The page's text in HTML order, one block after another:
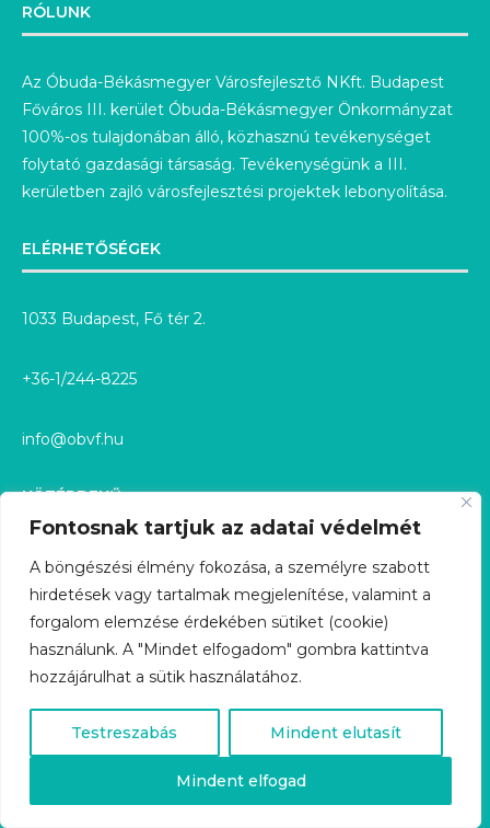
Fontosnak tartjuk az adatai védelmét
A böngészési élmény fokozása, a személyre szabott
hirdetések vagy tartalmak megjelenítése, valamint a
forgalom elemzése érdekében sütiket (cookie)
használunk. A "Mindet elfogadom" gombra kattintva
hozzájárulhat a sütik használatához.
Testreszabás Mindent elutasít
Mindent elfogad
RÓLUNK
Az Óbuda-Békásmegyer Városfejlesztő NKft. Budapest
Főváros III. kerület Óbuda-Békásmegyer Önkormányzat
100%-os tulajdonában álló, közhasznú tevékenységet
folytató gazdasági társaság. Tevékenységünk a III.
kerületben zajló városfejlesztési projektek lebonyolítása.
ELÉRHETŐSÉGEK
1033 Budapest, Fő tér 2.
+36-1/244-8225
info@obvf.hu
KÖZÉRDEKŰ
KÖZÉRDEKŰ ADATOK
KÖZÉRDEKŰ ADATIGÉNYLÉS
GDPR
ÜGYFÉLSZOLGÁLAT
KARRIER